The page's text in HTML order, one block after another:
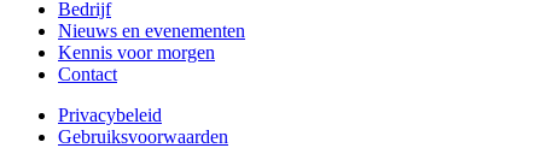
Bedrijf
Nieuws en evenementen
Kennis voor morgen
Contact
Privacybeleid
Gebruiksvoorwaarden